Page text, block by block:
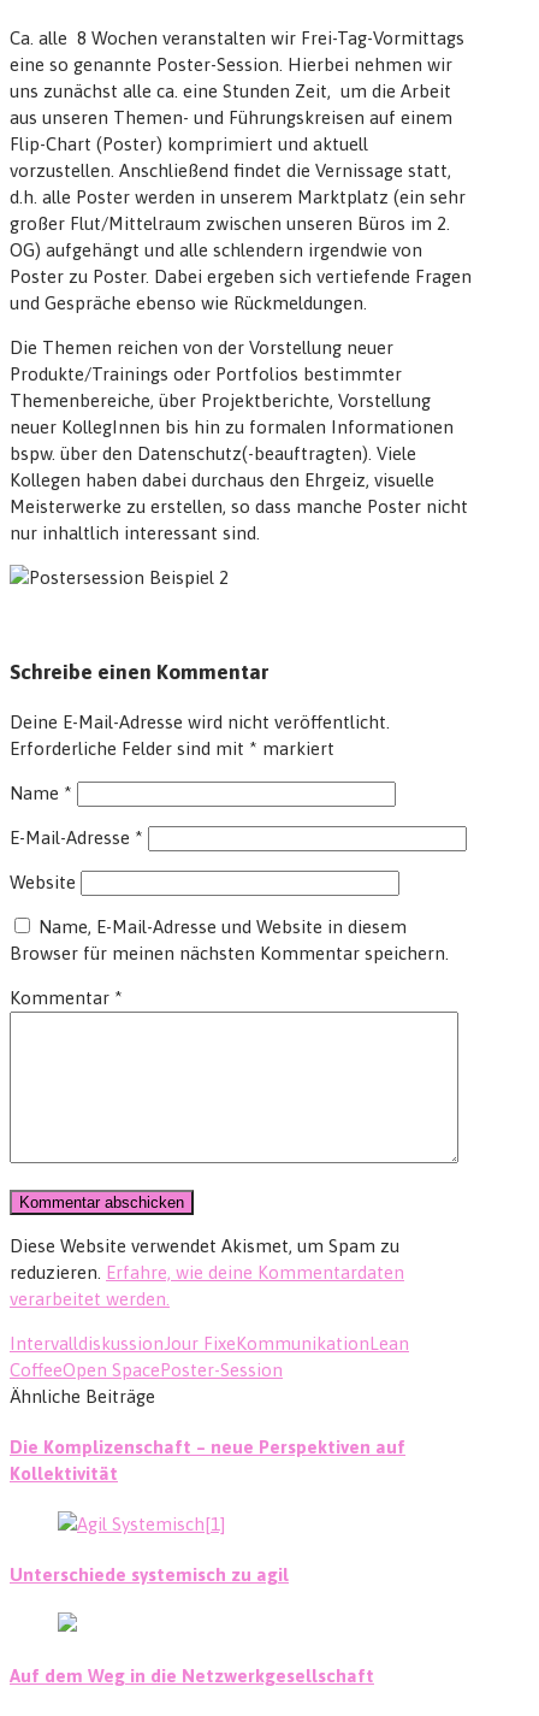
Ca. alle 8 Wochen veranstalten wir Frei-Tag-Vormittags
eine so genannte Poster-Session. Hierbei nehmen wir
uns zunächst alle ca. eine Stunden Zeit, um die Arbeit
aus unseren Themen- und Führungskreisen auf einem
Flip-Chart (Poster) komprimiert und aktuell
vorzustellen. Anschließend findet die Vernissage statt,
d.h. alle Poster werden in unserem Marktplatz (ein sehr
großer Flut/Mittelraum zwischen unseren Büros im 2.
OG) aufgehängt und alle schlendern irgendwie von
Poster zu Poster. Dabei ergeben sich vertiefende Fragen
und Gespräche ebenso wie Rückmeldungen.
Die Themen reichen von der Vorstellung neuer
Produkte/Trainings oder Portfolios bestimmter
Themenbereiche, über Projektberichte, Vorstellung
neuer KollegInnen bis hin zu formalen Informationen
bspw. über den Datenschutz(-beauftragten). Viele
Kollegen haben dabei durchaus den Ehrgeiz, visuelle
Meisterwerke zu erstellen, so dass manche Poster nicht
nur inhaltlich interessant sind.
Schreibe einen Kommentar
Deine E-Mail-Adresse wird nicht veröffentlicht.
Erforderliche Felder sind mit * markiert
Name *
E-Mail-Adresse *
Website
Name, E-Mail-Adresse und Website in diesem
Browser für meinen nächsten Kommentar speichern.
Kommentar *
Diese Website verwendet Akismet, um Spam zu
reduzieren. Erfahre, wie deine Kommentardaten
verarbeitet werden.
Intervalldiskussion Jour FixeKommunikationLean
CoffeeOpen SpacePoster-Session
Ähnliche Beiträge
Die Komplizenschaft – neue Perspektiven auf
Kollektivität
Unterschiede systemisch zu agil
Auf dem Weg in die Netzwerkgesellschaft